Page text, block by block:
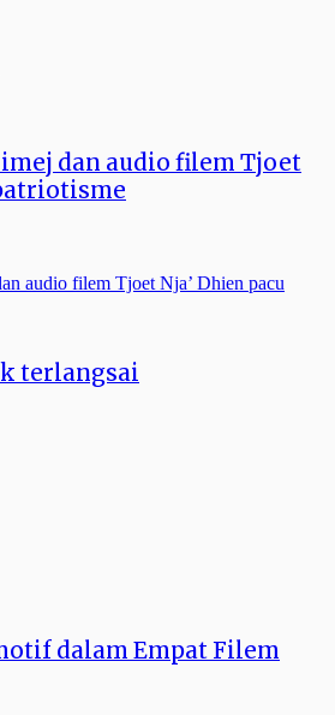
dan audio filem Tjoet
terlangsai
dalam Empat Filem